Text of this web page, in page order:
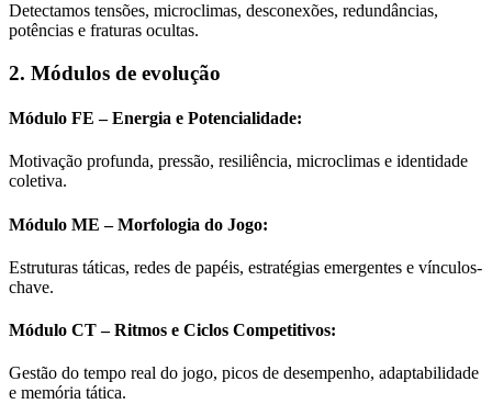
Detectamos tensões, microclimas, desconexões, redundâncias,
potências e fraturas ocultas.
2. Módulos de evolução
Módulo FE – Energia e Potencialidade:
Motivação profunda, pressão, resiliência, microclimas e identidade
coletiva.
Módulo ME – Morfologia do Jogo:
Estruturas táticas, redes de papéis, estratégias emergentes e vínculos-
chave.
Módulo CT – Ritmos e Ciclos Competitivos:
Gestão do tempo real do jogo, picos de desempenho, adaptabilidade
e memória tática.